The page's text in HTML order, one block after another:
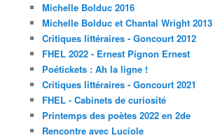
Michelle Bolduc 2016
Michelle Bolduc et Chantal Wright 2013
Critiques littéraires - Goncourt 2012
FHEL 2022 - Ernest Pignon Ernest
Poétickets : Ah la ligne !
Critiques littéraires - Goncourt 2021
FHEL - Cabinets de curiosité
Printemps des poètes 2022 en 2de
Rencontre avec Luciole